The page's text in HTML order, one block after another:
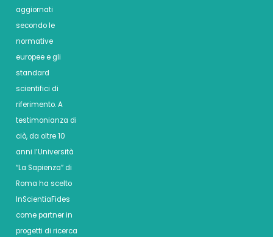
aggiornati
secondo le
normative
europee e gli
standard
scientifici di
riferimento. A
testimonianza di
ciò, da oltre 10
anni l’Università
“La Sapienza” di
Roma ha scelto
InScientiaFides
come partner in
progetti di ricerca